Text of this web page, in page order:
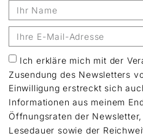
Ich erkläre mich mit der
Zusendung des Newsletters
Einwilligung erstreckt sich
Informationen aus meinem
Öffnungsraten der
Lesedauer sowie der